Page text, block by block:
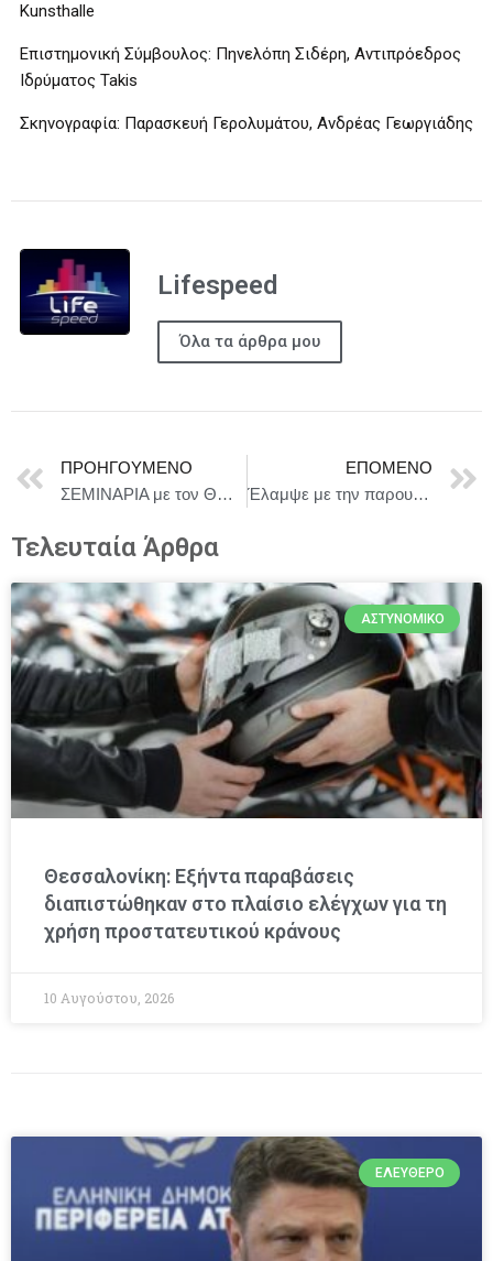
Kunsthalle
Επιστημονική Σύμβουλος: Πηνελόπη Σιδέρη, Αντιπρόεδρος
Ιδρύματος Takis
Σκηνογραφία: Παρασκευή Γερολυμάτου, Ανδρέας Γεωργιάδης
Lifespeed
Όλα τα άρθρα μου
ΠΡΟΗΓΟΎΜΕΝΟ
ΣΕΜΙΝΑΡΙΑ με τον ΘΟΔΩΡΗ ΟΙΚΟΝΟΜΟΥ από 1-10 ΙΟΥΛΙΟΥ
ΕΠΌΜΕΝΟ
Έλαμψε με την παρουσία του το “Roots Hair Salon” στα φετινά ‘’Hair Awards 2025’’ by ‘’Esteticα Hellas’’.
Τελευταία Άρθρα
ΑΣΤΥΝΟΜΙΚΌ
Θεσσαλονίκη: Εξήντα παραβάσεις
διαπιστώθηκαν στο πλαίσιο ελέγχων για τη
χρήση προστατευτικού κράνους
10 Αυγούστου, 2026
ΕΛΕΎΘΕΡΟ